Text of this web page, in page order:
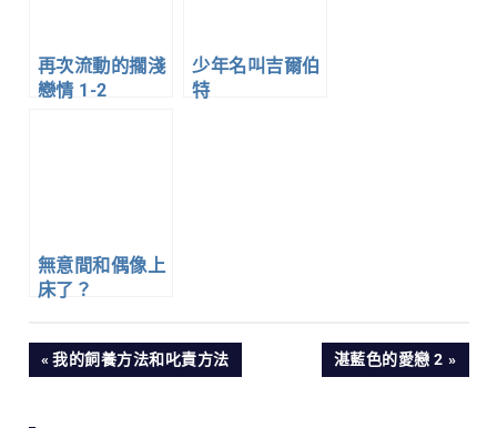
再次流動的擱淺
戀情 1-2
少年名叫吉爾伯
特
無意間和偶像上
床了？
文PREVIOUS
我的飼養方法和叱責方法
NEXT
湛藍色的愛戀 2